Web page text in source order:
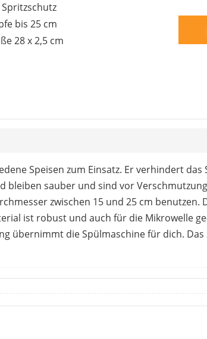
Vorsicht beim
Spritzschutz
bis 25 cm
28 x 2,5 cm
Speisen zum Einsatz. Er verhindert das
bleiben sauber und sind vor
zwischen 15 und 25 cm benutzen.
ist robust und auch für die Mikrowelle
übernimmt die Spülmaschine für dich.
geteilt. Viele beschreiben eine gute
überzeugt. Das Silikon ist
sehr kleine Töpfe ist dieses Modell nicht
der Schutz nicht mit dem Topfrand zu